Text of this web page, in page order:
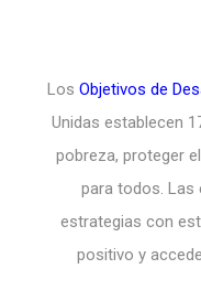
Los Objetivos de
Unidas establecen
pobreza, proteger
para todos. Las
estrategias con
positivo y